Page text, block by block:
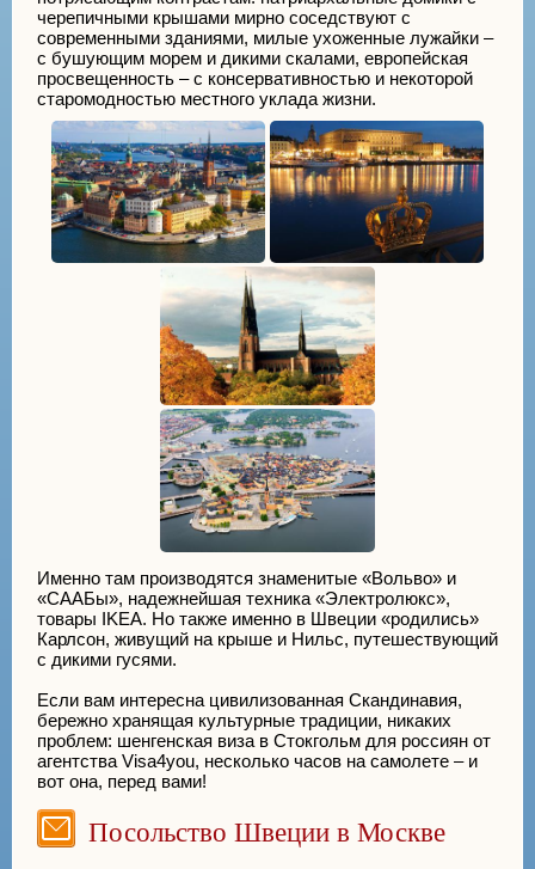
черепичными крышами мирно соседствуют с
современными зданиями, милые ухоженные лужайки –
с бушующим морем и дикими скалами, европейская
просвещенность – с консервативностью и некоторой
старомодностью местного уклада жизни.
Именно там производятся знаменитые «Вольво» и
«СААБы», надежнейшая техника «Электролюкс»,
товары IKEA. Но также именно в Швеции «родились»
Карлсон, живущий на крыше и Нильс, путешествующий
с дикими гусями.
Если вам интересна цивилизованная Скандинавия,
бережно хранящая культурные традиции, никаких
проблем: шенгенская виза в Стокгольм для россиян от
агентства Visa4you, несколько часов на самолете – и
вот она, перед вами!
Посольство Швеции в Москве